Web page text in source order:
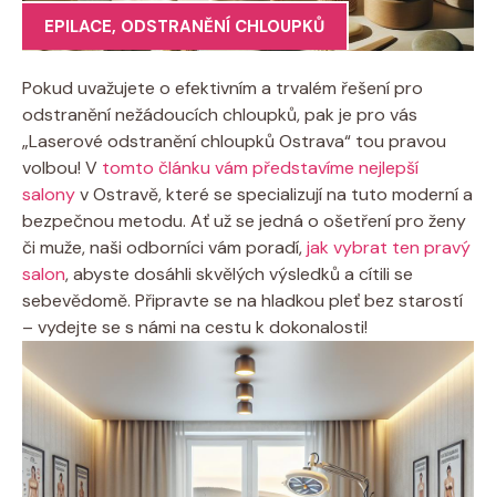
EPILACE, ODSTRANĚNÍ CHLOUPKŮ
Pokud uvažujete o efektivním a trvalém řešení pro
odstranění nežádoucích chloupků, pak je pro vás
„Laserové odstranění chloupků Ostrava“ tou pravou
volbou! V tomto článku vám představíme nejlepší
salonyv Ostravě, které se specializují na tuto moderní a
bezpečnou metodu. Ať už se jedná o ošetření pro ženy
či muže, naši odborníci vám poradí,jak vybrat ten pravý
salon, abyste dosáhli skvělých výsledků a cítili se
sebevědomě. Připravte se na hladkou pleť bez starostí
– vydejte se s námi na cestu k dokonalosti!